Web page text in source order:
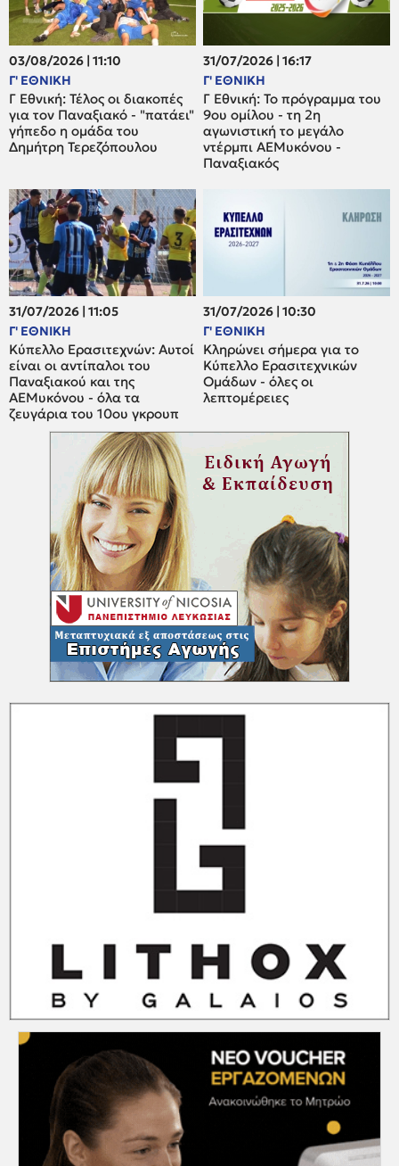
03/08/2026 | 11:10
Γ' ΕΘΝΙΚΗ
Γ Εθνική: Τέλος οι διακοπές
για τον Παναξιακό - "πατάει"
γήπεδο η ομάδα του
Δημήτρη Τερεζόπουλου
31/07/2026 | 16:17
Γ' ΕΘΝΙΚΗ
Γ Εθνική: Το πρόγραμμα του
9ου ομίλου - τη 2η
αγωνιστική το μεγάλο
ντέρμπι ΑΕΜυκόνου -
Παναξιακός
31/07/2026 | 11:05
Γ' ΕΘΝΙΚΗ
Κύπελλο Ερασιτεχνών: Αυτοί
είναι οι αντίπαλοι του
Παναξιακού και της
ΑΕΜυκόνου - όλα τα
ζευγάρια του 10ου γκρουπ
31/07/2026 | 10:30
Γ' ΕΘΝΙΚΗ
Κληρώνει σήμερα για το
Κύπελλο Ερασιτεχνικών
Ομάδων - όλες οι
λεπτομέρειες